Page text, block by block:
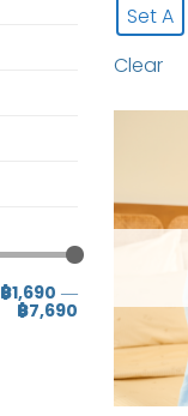
฿1,690 —
฿7,690
Set A
Clear